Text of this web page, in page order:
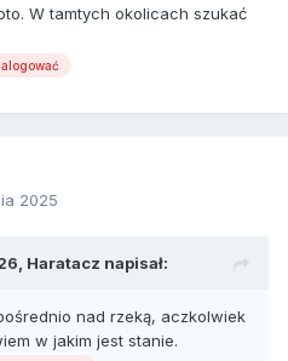
W tamtych okolicach szukać
2025
Haratacz napisał:
nad rzeką, aczkolwiek
w jakim jest stanie.